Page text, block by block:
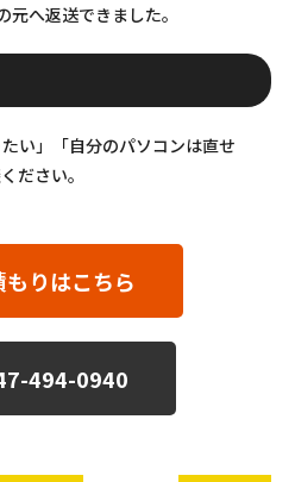
元へ返送できました。
い」「自分のパソコンは直せ
ださい。
りはこちら
494-0940